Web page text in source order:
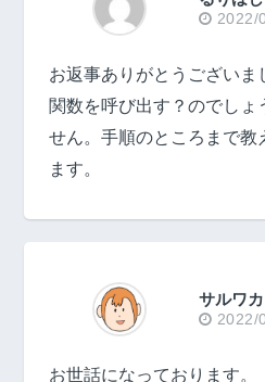
2022/
お返事ありがとうございま
関数を呼び出す？のでしょ
せん。手順のところまで教
ます。
サルワ
2022/
お世話になっております。